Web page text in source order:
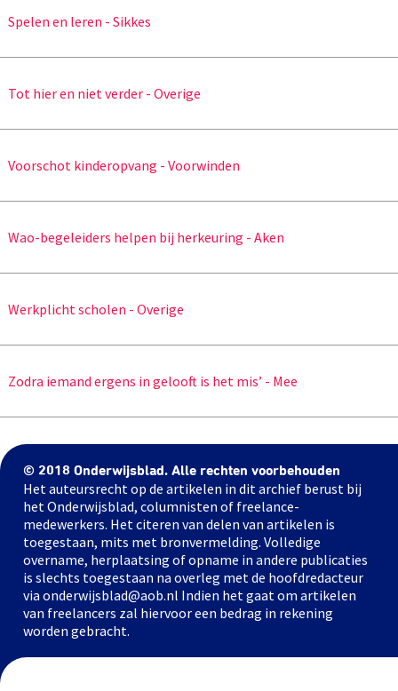
Spelen en leren - Sikkes
Tot hier en niet verder - Overige
Voorschot kinderopvang - Voorwinden
Wao-begeleiders helpen bij herkeuring - Aken
Werkplicht scholen - Overige
Zodra iemand ergens in gelooft is het mis’ - Mee
© 2018 Onderwijsblad. Alle rechten voorbehouden
Het auteursrecht op de artikelen in dit archief berust bij
het Onderwijsblad, columnisten of freelance-
medewerkers. Het citeren van delen van artikelen is
toegestaan, mits met bronvermelding. Volledige
overname, herplaatsing of opname in andere publicaties
is slechts toegestaan na overleg met de hoofdredacteur
via onderwijsblad@aob.nl Indien het gaat om artikelen
van freelancers zal hiervoor een bedrag in rekening
worden gebracht.